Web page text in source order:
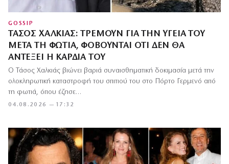
GOSSIP
ΤΆΣΟΣ ΧΑΛΚΙΆΣ: ΤΡΈΜΟΥΝ ΓΙΑ ΤΗΝ ΥΓΕΊΑ ΤΟΥ
ΜΕΤΆ ΤΗ ΦΩΤΙΆ, ΦΟΒΟΎΝΤΑΙ ΌΤΙ ΔΕΝ ΘΑ
ΑΝΤΈΞΕΙ Η ΚΑΡΔΙΆ ΤΟΥ
04.08.2026 — 17:32
Ο Τάσος Χαλκιάς βιώνει βαριά συναισθηματική δοκιμασία μετά την
ολοκληρωτική καταστροφή του σπιτιού του στο Πόρτο Γερμενό από
τη φωτιά, όπου έζησε…